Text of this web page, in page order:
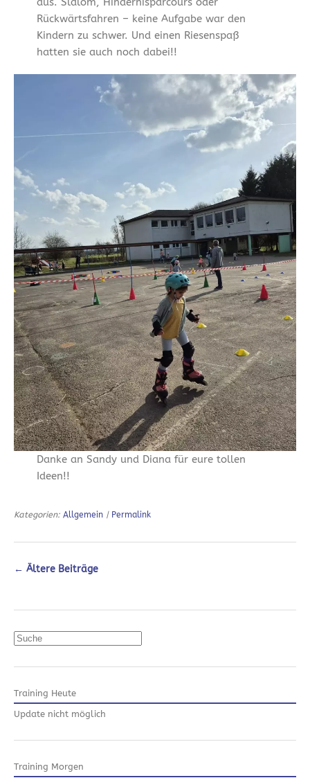
Rückwärtsfahren – keine Aufgabe war den
Kindern zu schwer. Und einen Riesenspaß
hatten sie auch noch dabei!!
Danke an Sandy und Diana für eure tollen
Ideen!!
Kategorien: Allgemein | Permalink
← Ältere Beiträge
Suchen
Training Heute
Update nicht möglich
Training Morgen